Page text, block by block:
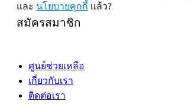
และ นโยบายคุกกี้ แล้ว?
สมัครสมาชิก
ศูนย์ช่วยเหลือ
เกี่ยวกับเรา
ติดต่อเรา